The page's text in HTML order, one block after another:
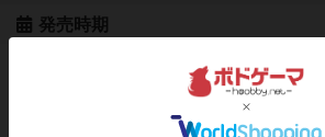
発売時期